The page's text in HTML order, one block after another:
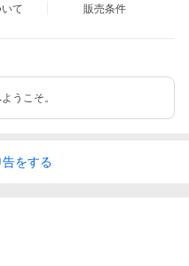
て 販売条件
うこそ。
告をする